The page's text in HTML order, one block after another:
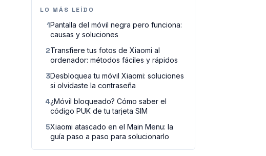
LO MÁS LEÍDO
1Pantalla del móvil negra pero funciona:
causas y soluciones
2Transfiere tus fotos de Xiaomi al
ordenador: métodos fáciles y rápidos
3Desbloquea tu móvil Xiaomi: soluciones
si olvidaste la contraseña
4¿Móvil bloqueado? Cómo saber el
código PUK de tu tarjeta SIM
5Xiaomi atascado en el Main Menu: la
guía paso a paso para solucionarlo